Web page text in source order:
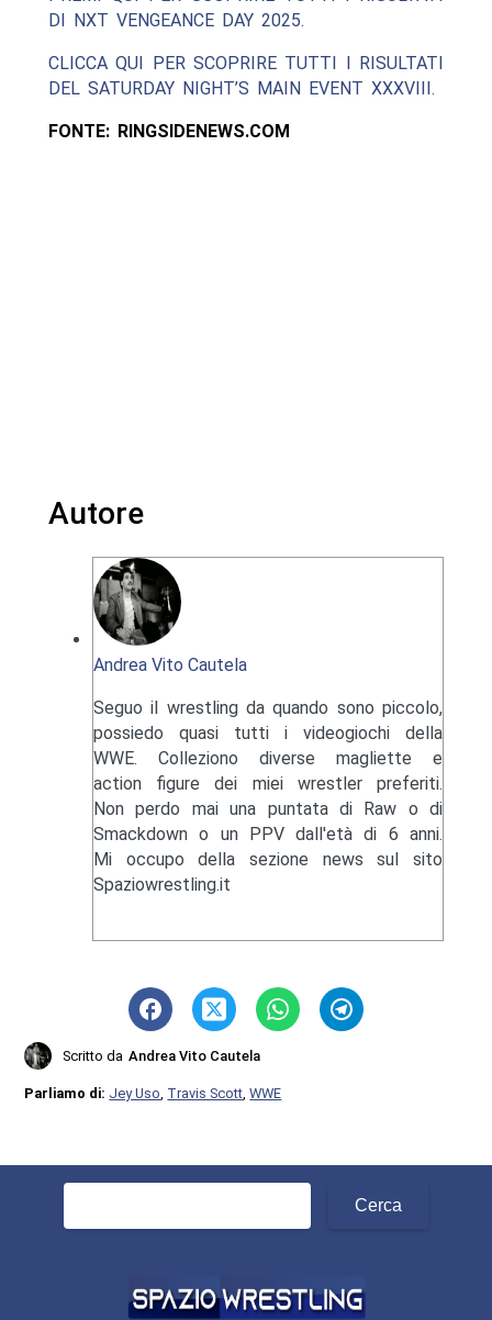
DI NXT VENGEANCE DAY 2025.
CLICCA QUI PER SCOPRIRE TUTTI I RISULTATI
DEL SATURDAY NIGHT’S MAIN EVENT XXXVIII.
FONTE: RINGSIDENEWS.COM
Autore
Andrea Vito Cautela
Seguo il wrestling da quando sono piccolo,
possiedo quasi tutti i videogiochi della
WWE. Colleziono diverse magliette e
action figure dei miei wrestler preferiti.
Non perdo mai una puntata di Raw o di
Smackdown o un PPV dall'età di 6 anni.
Mi occupo della sezione news sul sito
Spaziowrestling.it
Scritto da Andrea Vito Cautela
Parliamo di: Jey Uso Travis Scott ,WWE